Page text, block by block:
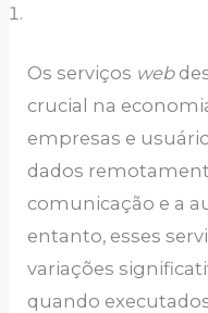
Os serviços web
crucial na
empresas e
dados
comunicação e a
entanto, esses
variações
quando